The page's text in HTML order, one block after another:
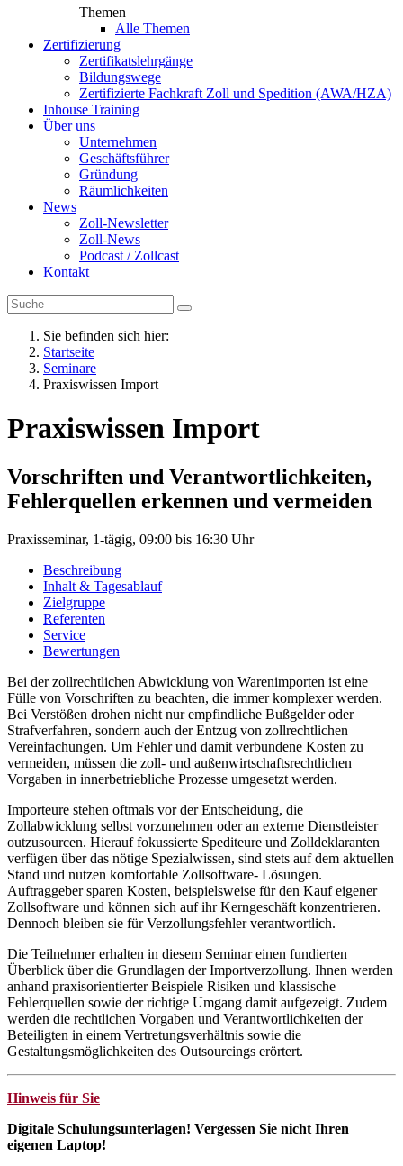
Themen
Alle Themen
Zertifizierung
Zertifikatslehrgänge
Bildungswege
Zertifizierte Fachkraft Zoll und Spedition (AWA/HZA)
Inhouse Training
Über uns
Unternehmen
Geschäftsführer
Gründung
Räumlichkeiten
News
Zoll-Newsletter
Zoll-News
Podcast / Zollcast
Kontakt
Sie befinden sich hier:
Startseite
Seminare
Praxiswissen Import
Praxiswissen Import
Vorschriften und Verantwortlichkeiten,
Fehlerquellen erkennen und vermeiden
Praxisseminar, 1-tägig, 09:00 bis 16:30 Uhr
Beschreibung
Inhalt & Tagesablauf
Zielgruppe
Referenten
Service
Bewertungen
Bei der zollrechtlichen Abwicklung von Warenimporten ist eine
Fülle von Vorschriften zu beachten, die immer komplexer werden.
Bei Verstößen drohen nicht nur empfindliche Bußgelder oder
Strafverfahren, sondern auch der Entzug von zollrechtlichen
Vereinfachungen. Um Fehler und damit verbundene Kosten zu
vermeiden, müssen die zoll- und außenwirtschaftsrechtlichen
Vorgaben in innerbetriebliche Prozesse umgesetzt werden.
Importeure stehen oftmals vor der Entscheidung, die
Zollabwicklung selbst vorzunehmen oder an externe Dienstleister
outzusourcen. Hierauf fokussierte Spediteure und Zolldeklaranten
verfügen über das nötige Spezialwissen, sind stets auf dem aktuellen
Stand und nutzen komfortable Zollsoftware- Lösungen.
Auftraggeber sparen Kosten, beispielsweise für den Kauf eigener
Zollsoftware und können sich auf ihr Kerngeschäft konzentrieren.
Dennoch bleiben sie für Verzollungsfehler verantwortlich.
Die Teilnehmer erhalten in diesem Seminar einen fundierten
Überblick über die Grundlagen der Importverzollung. Ihnen werden
anhand praxisorientierter Beispiele Risiken und klassische
Fehlerquellen sowie der richtige Umgang damit aufgezeigt. Zudem
werden die rechtlichen Vorgaben und Verantwortlichkeiten der
Beteiligten in einem Vertretungsverhältnis sowie die
Gestaltungsmöglichkeiten des Outsourcings erörtert.
Hinweis für Sie
Digitale Schulungsunterlagen! Vergessen Sie nicht Ihren
eigenen Laptop!